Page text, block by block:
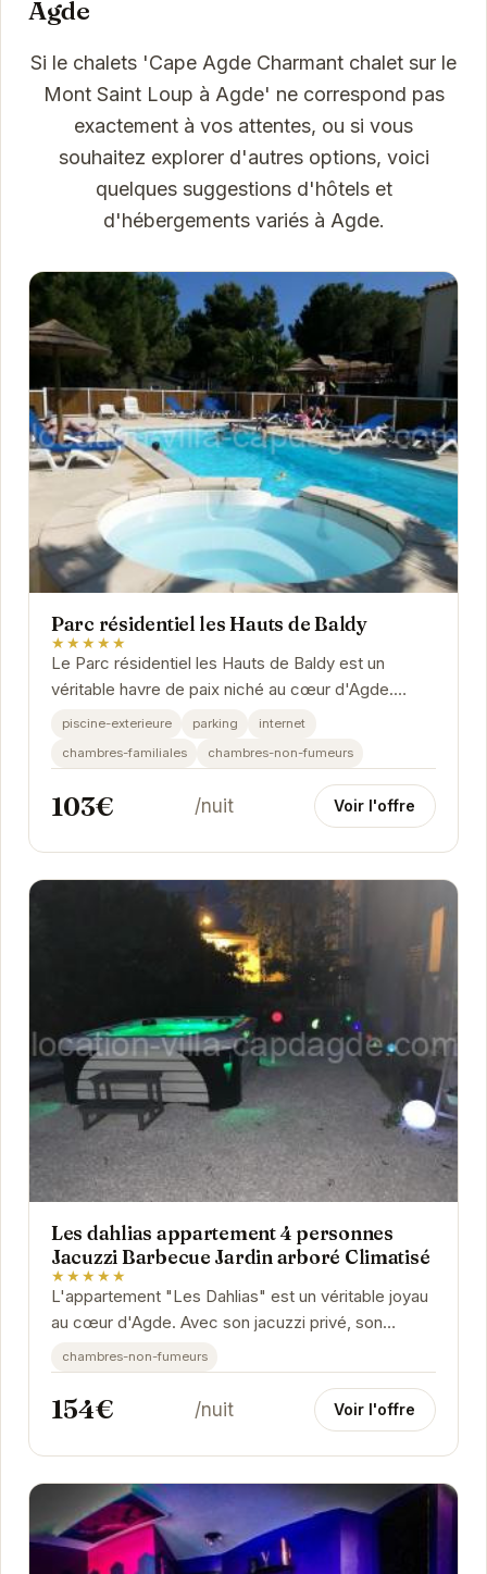
Agde
Si le chalets 'Cape Agde Charmant chalet sur le
Mont Saint Loup à Agde' ne correspond pas
exactement à vos attentes, ou si vous
souhaitez explorer d'autres options, voici
quelques suggestions d'hôtels et
d'hébergements variés à Agde.
Parc résidentiel les Hauts de Baldy
★★★★★
Le Parc résidentiel les Hauts de Baldy est un
véritable havre de paix niché au cœur d'Agde.
Offrant un cadre idéal pour des vacances en
piscine-exterieure parking
internet
chambres-familiales
chambres-non-fumeurs
103€ /nuit Voir l'offre
Les dahlias appartement 4 personnes
Jacuzzi Barbecue Jardin arboré Climatisé
★★★★★
L'appartement "Les Dahlias" est un véritable joyau
au cœur d'Agde. Avec son jacuzzi privé, son
barbecue et son jardin arboré, il offre un cadre...
chambres-non-fumeurs
154€ /nuit Voir l'offre